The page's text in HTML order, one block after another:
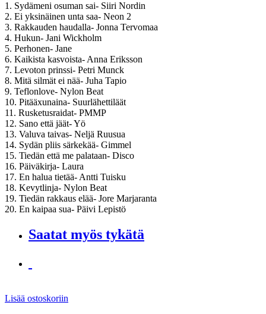
1. Sydämeni osuman sai- Siiri Nordin
2. Ei yksinäinen unta saa- Neon 2
3. Rakkauden haudalla- Jonna Tervomaa
4. Hukun- Jani Wickholm
5. Perhonen- Jane
6. Kaikista kasvoista- Anna Eriksson
7. Levoton prinssi- Petri Munck
8. Mitä silmät ei nää- Juha Tapio
9. Teflonlove- Nylon Beat
10. Pitääxunaina- Suurlähettiläät
11. Rusketusraidat- PMMP
12. Sano että jäät- Yö
13. Valuva taivas- Neljä Ruusua
14. Sydän pliis särkekää- Gimmel
15. Tiedän että me palataan- Disco
16. Päiväkirja- Laura
17. En halua tietää- Antti Tuisku
18. Kevytlinja- Nylon Beat
19. Tiedän rakkaus elää- Jore Marjaranta
20. En kaipaa sua- Päivi Lepistö
Saatat myös tykätä
Lisää ostoskoriin